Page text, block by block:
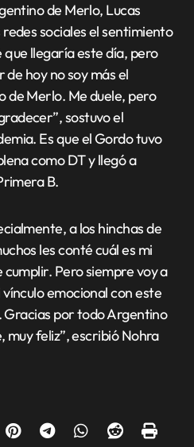
de Merlo, Lucas
sociales el sentimiento
que llegaría este día, pero
hoy no soy más el
Merlo. Me duele, pero
sostuvo el
Es que el Gordo tuvo
como DT y llegó a
B.
a los hinchas de
les conté cuál es mi
cumplir. Pero siempre voy a
emocional con este
Gracias por todo Argentino
muy feliz”, escribió Nohra